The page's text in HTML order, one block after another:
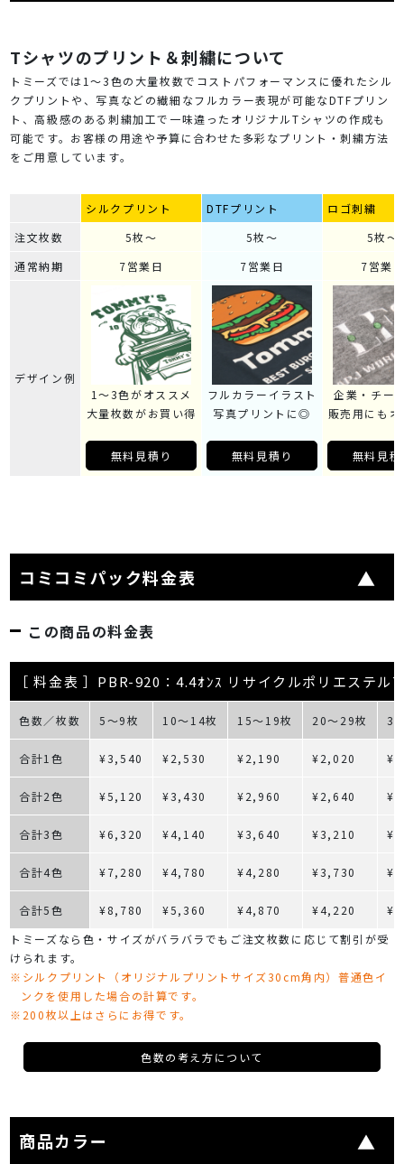
Tシャツのプリント＆刺繍について
トミーズでは1～3色の大量枚数でコストパフォーマンスに優れたシル
クプリントや、写真などの繊細なフルカラー表現が可能なDTFプリン
ト、高級感のある刺繍加工で一味違ったオリジナルTシャツの作成も
可能です。お客様の用途や予算に合わせた多彩なプリント・刺繍方法
をご用意しています。
シルクプリント DTFプリント
ロゴ刺繍
注文枚数
5枚～ 5枚～
5枚～
通常納期
7営業日 7営業日 7営業
デザイン例
1～3色がオススメ
大量枚数がお買い得
無料見積り
フルカラーイラスト
写真プリントに◎
無料見積り
企業・チー
販売用にも
無料見積
コミコミパック料金表
この商品の料金表
［ 料金表 ］PBR-920：4.4ｵﾝｽ リサイクルポリエステル
色数／枚数 5～9枚 10～14枚 15～19枚 20～29枚
合計1色 ¥3,540 ¥2,530 ¥2,190 ¥2,020
合計2色 ¥5,120 ¥3,430 ¥2,960 ¥2,640
合計3色 ¥6,320 ¥4,140 ¥3,640 ¥3,210
合計4色 ¥7,280 ¥4,780 ¥4,280 ¥3,730
合計5色 ¥8,780 ¥5,360 ¥4,870 ¥4,220
トミーズなら色・サイズがバラバラでもご注文枚数に応じて割引が受
けられます。
※シルクプリント（オリジナルプリントサイズ30cm角内）普通色イ
ンクを使用した場合の計算です。
※200枚以上はさらにお得です。
色数の考え方について
商品カラー